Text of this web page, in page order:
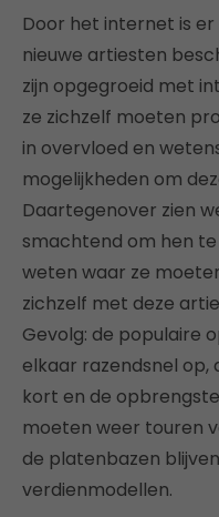
Door het internet is
nieuwe artiesten
zijn opgegroeid met
ze zichzelf moeten
in overvloed en
mogelijkheden om
Daartegenover zien
smachtend om hen
weten waar ze
zichzelf met deze
Gevolg: de populaire
elkaar razendsnel op,
kort en de
moeten weer touren
de platenbazen
verdienmodellen.